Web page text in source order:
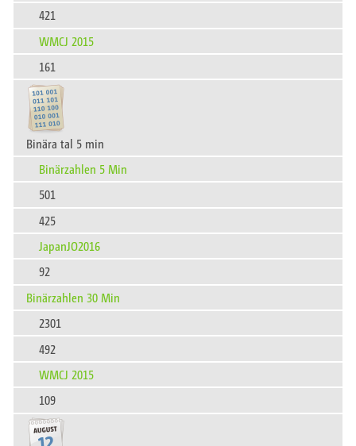
421
WMCJ 2015
161
Binära tal 5 min
Binärzahlen 5 Min
501
425
JapanJO2016
92
Binärzahlen 30 Min
2301
492
WMCJ 2015
109